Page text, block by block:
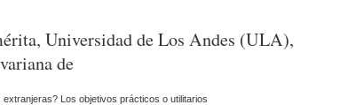
Universidad de Los Andes (ULA),
de
Los objetivos prácticos o utilitarios